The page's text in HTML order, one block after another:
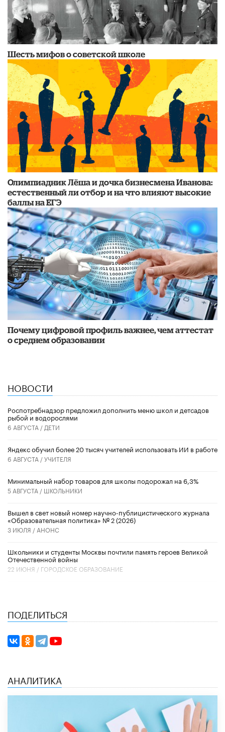
Шесть мифов о советской школе
Олимпиадник Лёша и дочка бизнесмена Иванова:
естественный ли отбор и на что влияют высокие
баллы на ЕГЭ
Почему цифровой профиль важнее, чем аттестат
о среднем образовании
НОВОСТИ
Роспотребнадзор предложил дополнить меню школ и детсадов
рыбой и водорослями
6 АВГУСТА / ДЕТИ
​Яндекс обучил более 20 тысяч учителей использовать ИИ в работе
6 АВГУСТА /УЧИТЕЛЯ
Минимальный набор товаров для школы подорожал на 6,3%
5 АВГУСТА / ШКОЛЬНИКИ
Вышел в свет новый номер научно-публицистического журнала
«Образовательная политика» № 2 (2026)
3 ИЮЛЯ / АНОНС
Школьники и студенты Москвы почтили память героев Великой
Отечественной войны
22 ИЮНЯ / ГОРОДСКОЕ ОБРАЗОВАНИЕ
ПОДЕЛИТЬСЯ
АНАЛИТИКА